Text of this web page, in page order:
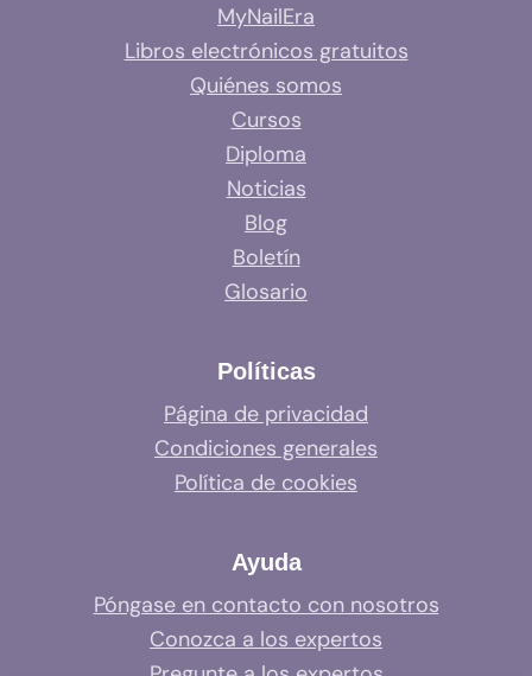
MyNailEra
Libros electrónicos gratuitos
Quiénes somos
Cursos
Diploma
Noticias
Blog
Boletín
Glosario
Políticas
Página de privacidad
Condiciones generales
Política de cookies
Ayuda
Póngase en contacto con nosotros
Conozca a los expertos